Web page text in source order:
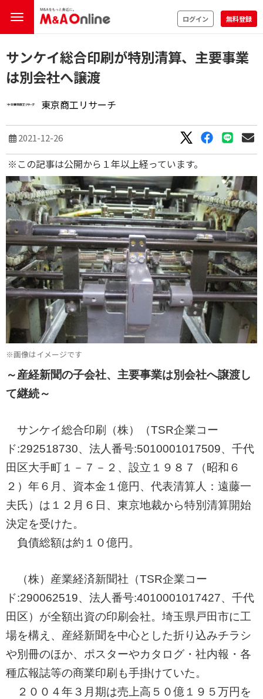
ログイン 無料登録
サンケイ総合印刷が特別清算、主要事業
は別会社へ譲渡
東京商工リサーチ
2021-12-26
※この記事は公開から１年以上経っています。
※画像はイメージです
～産経新聞の子会社、主要事業は別会社へ譲渡し
て継続～
サンケイ総合印刷（株）（TSR企業コー
ド:292518730、法人番号:5010001017509、千代
田区大手町１－７－２、設立１９８７（昭和６
２）年６月、資本金１億円、代表清算人：遠藤一
夫氏）は１２月６日、東京地裁から特別清算開始
決定を受けた。
負債総額は約１０億円。
（株）産業経済新聞社（TSR企業コー
ド:290062519、法人番号:4010001017427、千代
田区）が全額出資の印刷会社。埼玉県戸田市に工
場を構え、産経新聞を中心とした折り込みチラシ
や別冊のほか、ポスターやカタログ・社内報・各
種広報誌等の商業印刷も手掛けていた。
２００４年３月期は売上高５０億１９５万円を